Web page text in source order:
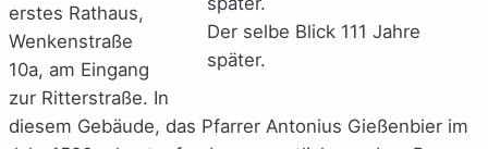
Der selbe Blick 111 Jahre
später.
erstes Rathaus,
Wenkenstraße
10a, am Eingang
zur Ritterstraße. In
diesem Gebäude, das Pfarrer Antonius Gießenbier im